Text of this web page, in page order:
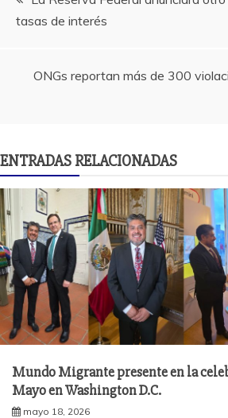
de
entradas
tasas de interés
ONGs reportan más de 300
ENTRADAS RELACIONADAS
Mundo Migrante presente en la
Mayo en Washington D.C.
mayo 18, 2026